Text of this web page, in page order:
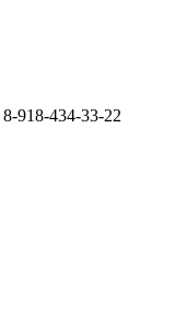
918-434-33-22